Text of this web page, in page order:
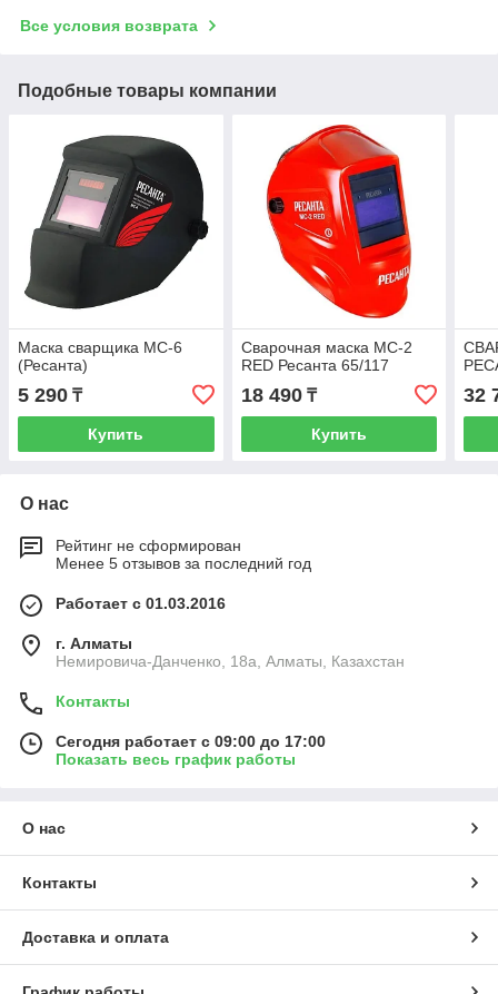
Все условия возврата
Подобные товары компании
Маска сварщика МС-6
(Ресанта)
5 290 ₸
Купить
Сварочная маска МС-2
RED Ресанта 65/117
18 490₸
Купить
32
О нас
Рейтинг не сформирован
Менее 5 отзывов за последний год
Работает с 01.03.2016
г. Алматы
Немировича-Данченко, 18а, Алматы, Казахстан
Контакты
Сегодня работает с 09:00 до 17:00
Показать весь график работы
О нас
Контакты
Доставка и оплата